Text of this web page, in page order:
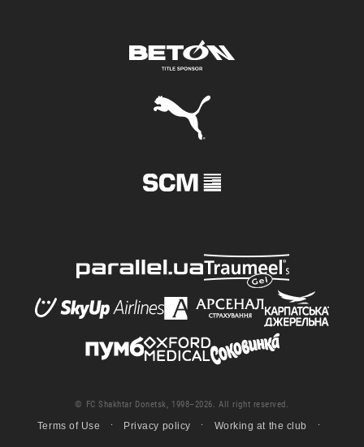
© FC Shakhtar Donetsk, 1998–2026. All right reserved.
Terms of Use Privacy policy Working at the club